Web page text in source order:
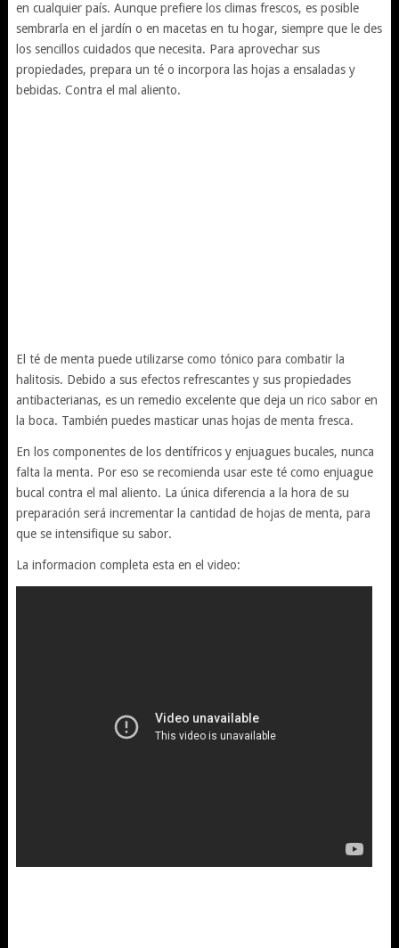
en cualquier país. Aunque prefiere los climas frescos, es posible
sembrarla en el jardín o en macetas en tu hogar, siempre que le des
los sencillos cuidados que necesita. Para aprovechar sus
propiedades, prepara un té o incorpora las hojas a ensaladas y
bebidas. Contra el mal aliento.
El té de menta puede utilizarse como tónico para combatir la
halitosis. Debido a sus efectos refrescantes y sus propiedades
antibacterianas, es un remedio excelente que deja un rico sabor en
la boca. También puedes masticar unas hojas de menta fresca.
En los componentes de los dentífricos y enjuagues bucales, nunca
falta la menta. Por eso se recomienda usar este té como enjuague
bucal contra el mal aliento. La única diferencia a la hora de su
preparación será incrementar la cantidad de hojas de menta, para
que se intensifique su sabor.
La informacion completa esta en el video: